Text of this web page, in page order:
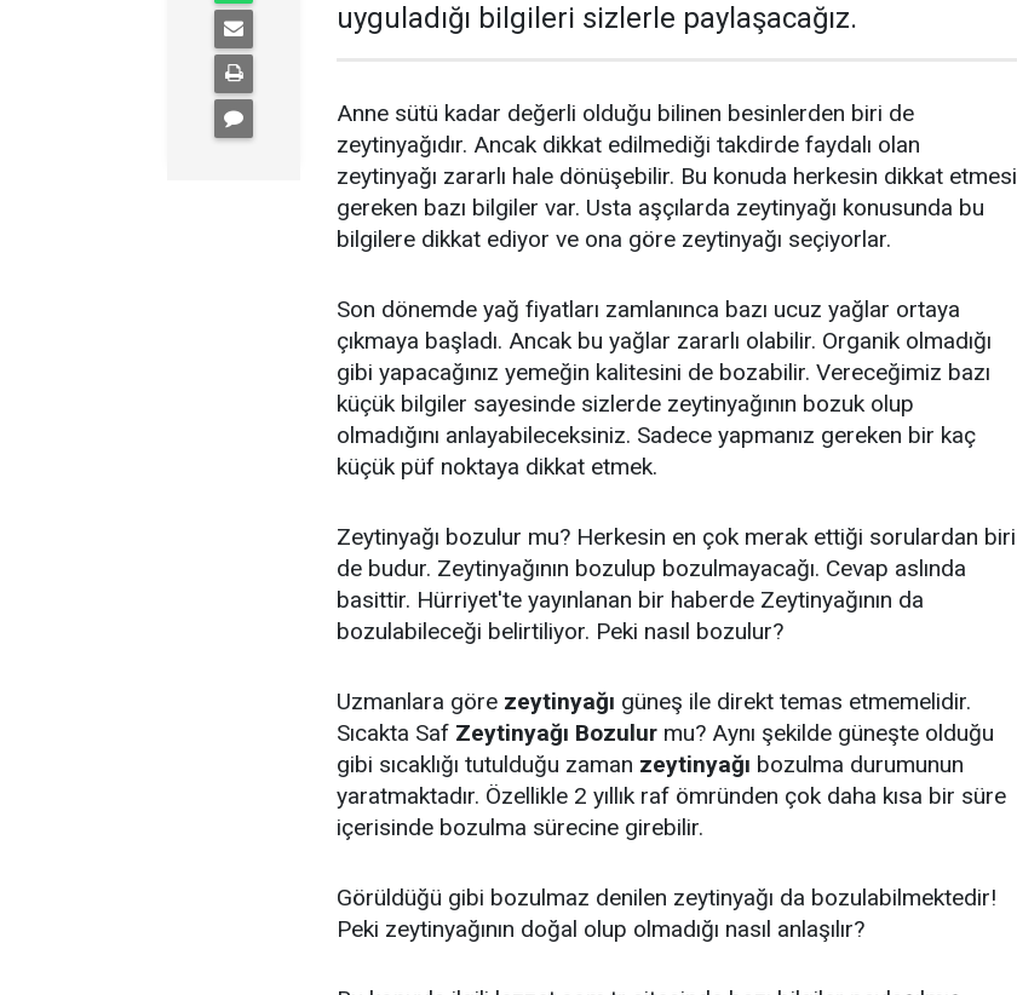
uyguladığı bilgileri sizlerle paylaşacağız.
Anne sütü kadar değerli olduğu bilinen besinlerden biri de
zeytinyağıdır. Ancak dikkat edilmediği takdirde faydalı olan
zeytinyağı zararlı hale dönüşebilir. Bu konuda herkesin dikkat etmesi
gereken bazı bilgiler var. Usta aşçılarda zeytinyağı konusunda bu
bilgilere dikkat ediyor ve ona göre zeytinyağı seçiyorlar.
Son dönemde yağ fiyatları zamlanınca bazı ucuz yağlar ortaya
çıkmaya başladı. Ancak bu yağlar zararlı olabilir. Organik olmadığı
gibi yapacağınız yemeğin kalitesini de bozabilir. Vereceğimiz bazı
küçük bilgiler sayesinde sizlerde zeytinyağının bozuk olup
olmadığını anlayabileceksiniz. Sadece yapmanız gereken bir kaç
küçük püf noktaya dikkat etmek.
Zeytinyağı bozulur mu? Herkesin en çok merak ettiği sorulardan biri
de budur. Zeytinyağının bozulup bozulmayacağı. Cevap aslında
basittir. Hürriyet'te yayınlanan bir haberde Zeytinyağının da
bozulabileceği belirtiliyor. Peki nasıl bozulur?
Uzmanlara göre zeytinyağı güneş ile direkt temas etmemelidir.
Sıcakta Saf Zeytinyağı Bozulur mu? Aynı şekilde güneşte olduğu
gibi sıcaklığı tutulduğu zaman zeytinyağı bozulma durumunun
yaratmaktadır. Özellikle 2 yıllık raf ömründen çok daha kısa bir süre
içerisinde bozulma sürecine girebilir.
Görüldüğü gibi bozulmaz denilen zeytinyağı da bozulabilmektedir!
Peki zeytinyağının doğal olup olmadığı nasıl anlaşılır?